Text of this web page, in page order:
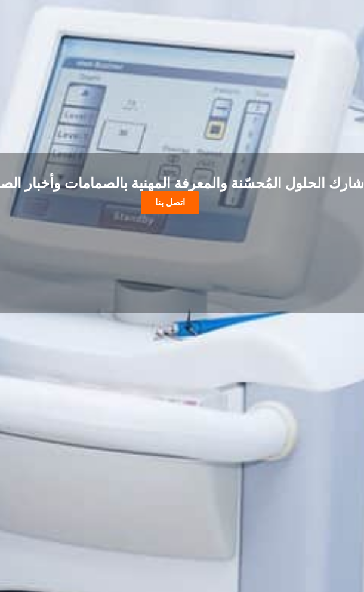
شارك الحلول المُحسّنة والمعرفة المهنية بالصمامات وأخبار
اتصل بنا